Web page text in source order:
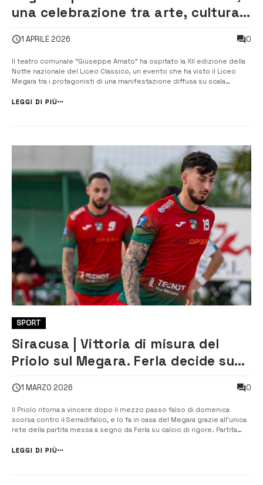
una celebrazione tra arte, cultura
1 APRILE 2026 0
Il teatro comunale “Giuseppe Amato” ha ospitato la XII edizione della
Notte nazionale del Liceo Classico, un evento che ha visto il Liceo
Megara tra i protagonisti di una manifestazione diffusa su scala
Liceo Classico “Gulli e Pennisi” di Acireale, l’iniziativa ha coinvolto
LEGGI DI PIÙ
SPORT
Siracusa | Vittoria di misura del
Priolo sul Megara. Ferla decide su
1 MARZO 2026 0
Il Priolo ritorna a vincere dopo il mezzo passo falso di domenica
scorsa contro il Serradifalco, e lo fa in casa del Megara grazie all’unica
rete della partita messa a segno da Ferla su calcio di rigore. Partita
tempo a perforare la retrovia avversaria […]
LEGGI DI PIÙ